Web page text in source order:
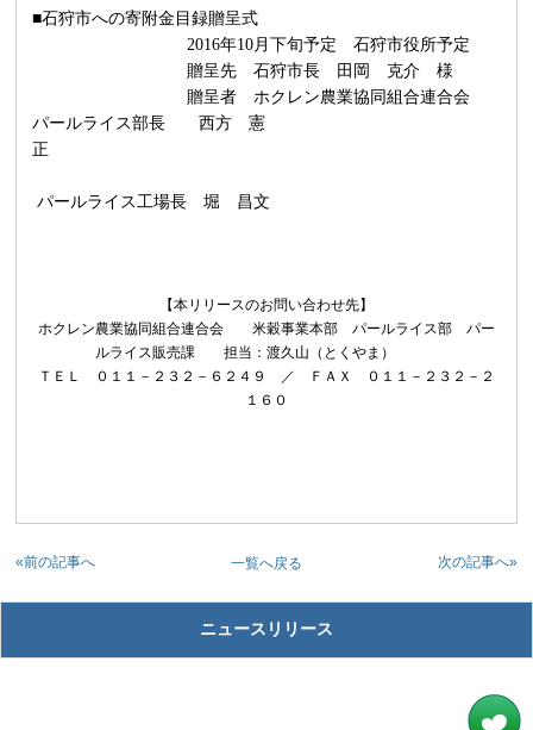
■石狩市への寄附金目録贈呈式
2016年10 月下旬予定 石狩市役所予定
贈呈先 石狩市長 田岡 克介 様
贈呈者 ホクレン農業協同組合連合会
パールライス部長 西方 憲
パールライス工場長 堀 昌文
【本リリースのお問い合わせ先】
ホクレン農業協同組合連合会 米穀事業本部 パールライス部 パー
ルライス販売課 担当：渡久山（とくやま）
ＴＥＬ ０１１－２３２－６２４９ ／ ＦＡＸ ０１１－２３２－２
１６０
一覧へ戻る
«前の記事へ 次の記事へ»
ニュースリリース